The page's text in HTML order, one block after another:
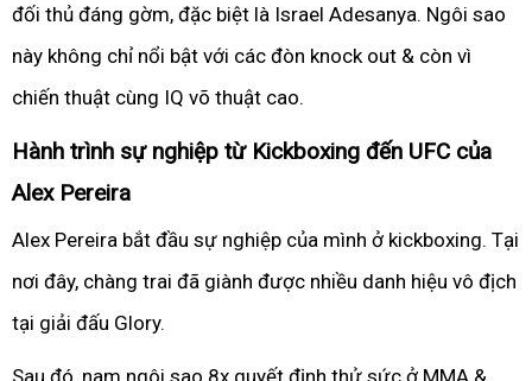
đối thủ đáng gờm, đặc biệt là Israel Adesanya. Ngôi sao
này không chỉ nổi bật với các đòn knock out & còn vì
chiến thuật cùng IQ võ thuật cao.
Hành trình sự nghiệp từ Kickboxing đến UFC của
Alex Pereira
Alex Pereira bắt đầu sự nghiệp của mình ở kickboxing. Tại
nơi đây, chàng trai đã giành được nhiều danh hiệu vô địch
tại giải đấu Glory.
Sau đó, nam ngôi sao 8x quyết định thử sức ở MMA &